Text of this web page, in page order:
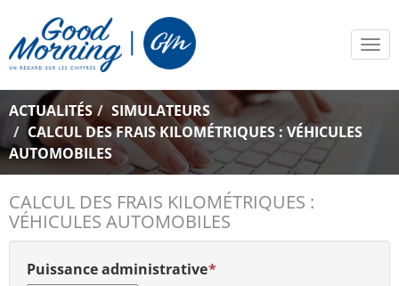
ACTUALITÉS
SIMULATEURS
CALCUL DES FRAIS KILOMÉTRIQUES : VÉHICULES
AUTOMOBILES
CALCUL DES FRAIS KILOMÉTRIQUES :
VÉHICULES AUTOMOBILES
Puissance administrative